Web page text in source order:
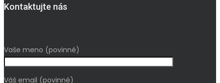
Kontaktujte nás
Vaše meno (povinné)
Váš email (povinné)